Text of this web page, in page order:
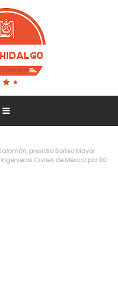
presidio Sorteo Mayor
Civiles de México por 80